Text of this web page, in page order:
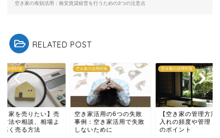
空き家の有効活用：格安賃貸経営を行うための3つの注意点
RELATED POST
の活用対策
き家を売りたい】売
方法や相談、相場よ
高く売る方法
空き家の活用対策
空き家活用の6つの失敗
事例：空き家活用で失敗
しないために
空き家の活用対策
【空き家の管理方法
入れの頻度や管理・
のポイント